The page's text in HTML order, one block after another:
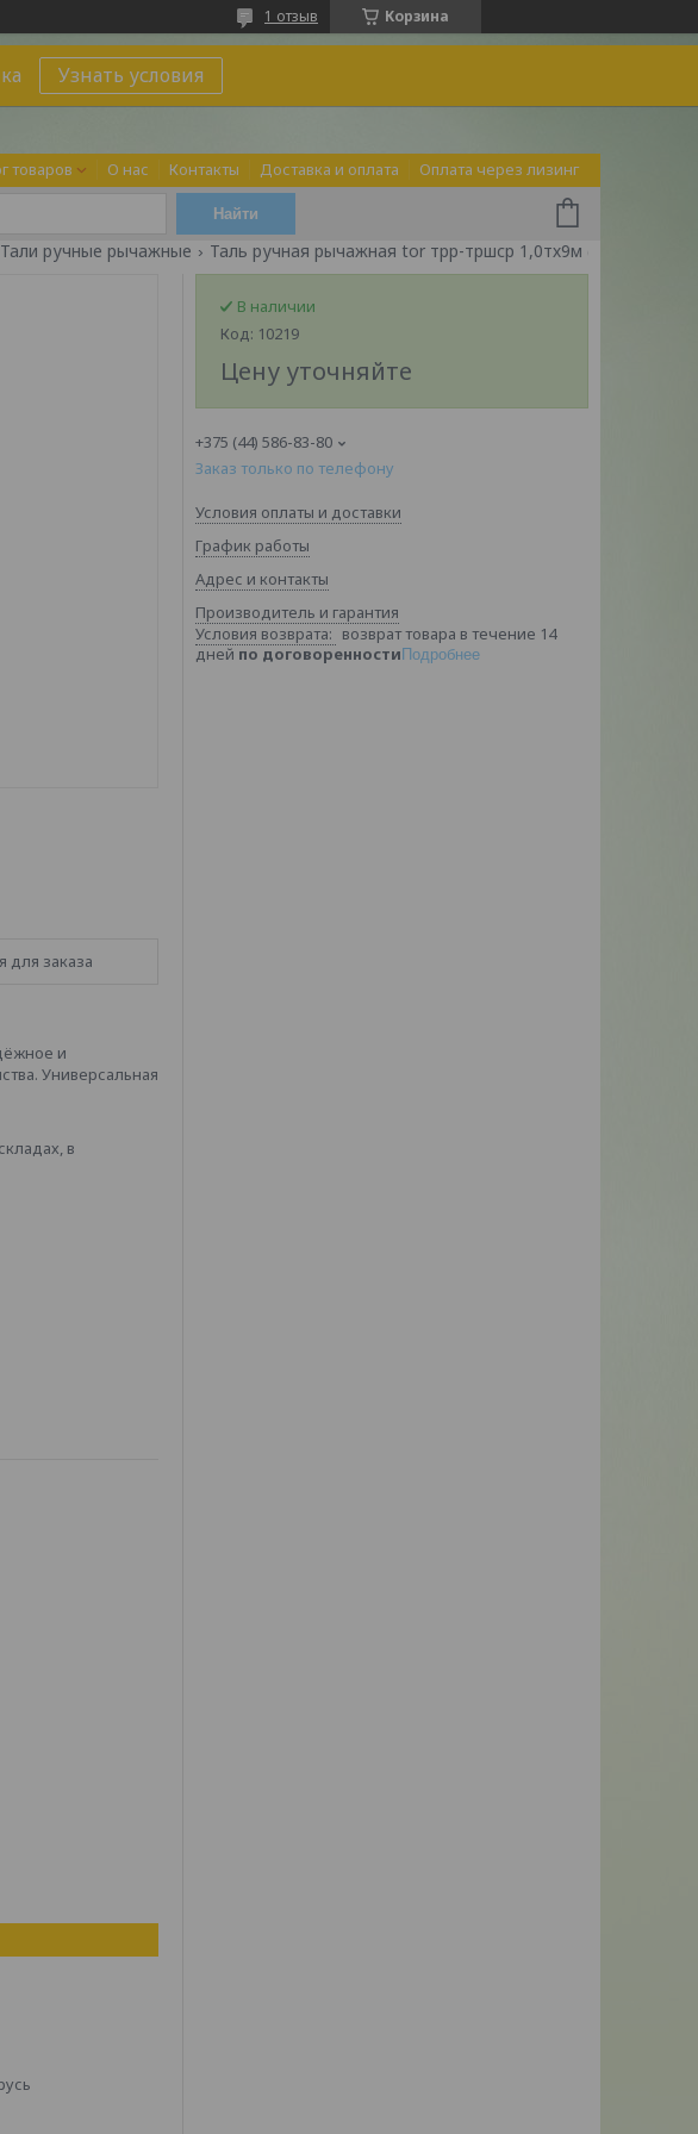
Корзина
1 отзыв
Узнать условия
товаров О нас Контакты Доставка и оплата Оплата через лизинг
Найти
Тали ручные рычажные
заказа
и
Универсальная
в
В наличии
Код: 10219
Цену уточняйте
+375 (44) 586-83-80
Заказ только по телефону
Условия оплаты и доставки
График работы
Адрес и контакты
Производитель и гарантия
возврат товара в течение 14
дней по договоренности Подробнее